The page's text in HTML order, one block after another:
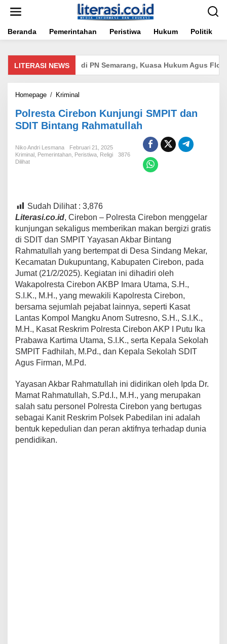
Beranda
Pemerintahan Peristiwa Hukum Politik
LITERASI NEWS
Resmi Terdaftar di PN Semarang, Kuasa Hukum Agus
Homepage / Kriminal
Kunjungi
SMPIT
dan
Bintang
Rahmatullah
Polresta Cirebon Kunjungi SMPIT dan
SDIT Bintang Rahmatullah
Niko Andri Lesmana
Februari 21, 2025
Kriminal Pemerintahan Peristiwa Religi
3876
Dilihat
Sudah Dilihat : 3,876
Literasi.co.id, Cirebon – Polresta Cirebon menggelar
kunjungan sekaligus memberikan makan bergizi gratis
di SDIT dan SMPIT Yayasan Akbar Bintang
Rahmatullah yang bertempat di Desa Sindang Mekar,
Kecamatan Dukupuntang, Kabupaten Cirebon, pada
Jumat (21/2/2025). Kegiatan ini dihadiri oleh
Wakapolresta Cirebon AKBP Imara Utama, S.H.,
S.I.K., M.H., yang mewakili Kapolresta Cirebon,
bersama sejumlah pejabat lainnya, seperti Kasat
Lantas Kompol Mangku Anom Sutresno, S.H., S.I.K.,
M.H., Kasat Reskrim Polresta Cirebon AKP I Putu Ika
Prabawa Kartima Utama, S.I.K., serta Kepala Sekolah
SMPIT Fadhilah, M.Pd., dan Kepala Sekolah SDIT
Agus Firman, M.Pd.
Yayasan Akbar Rahmatullah ini didirikan oleh Ipda Dr.
Mamat Rahmatullah, S.Pd.I., M.H., yang merupakan
salah satu personel Polresta Cirebon yang bertugas
sebagai Kanit Reskrim Polsek Pabedilan ini adalah
bentuk kepedulian dan peran aktifnya terhadap dunia
pendidikan.